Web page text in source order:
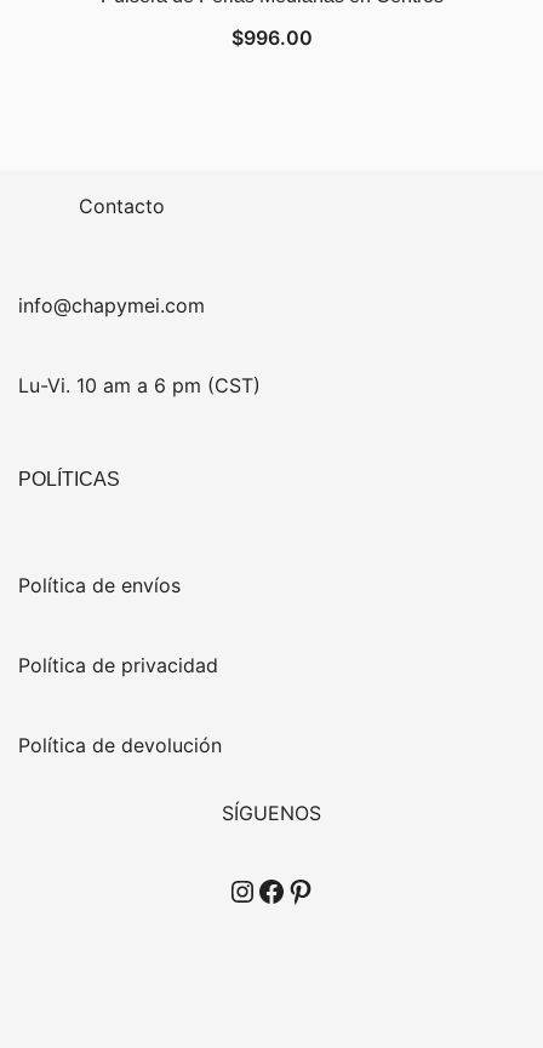
$996.00
Contacto
info@chapymei.com
Lu-Vi. 10 am a 6 pm (CST)
POLÍTICAS
Política de envíos
Política de privacidad
Política de devolución
SÍGUENOS
Instagram
Facebook
Pinterest